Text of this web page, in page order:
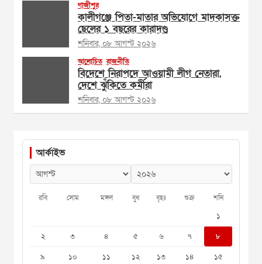
গাজীপুর
কালীগঞ্জে পিতা-মাতার অভিযোগে মাদকাসক্ত
ছেলের ১ বছরের কারাদণ্ড
শনিবার, ০৮ আগস্ট ২০২৬
আলোচিত রাজনীতি
বিদেশে নিরাপদে আওয়ামী লীগ নেতারা,
দেশে ঝুঁকিতে কর্মীরা
শনিবার, ০৮ আগস্ট ২০২৬
আর্কাইভ
রবি সোম মঙ্গল বুধ বৃহঃ শুক্র শনি
১
২
৩ ৪ ৫ ৬ ৭
৮
৯
১০ ১১ ১২ ১৩ ১৪ ১৫